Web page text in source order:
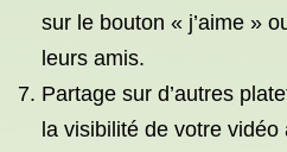
sur le bouton « j’aime »
leurs amis.
Partage sur d’autres
la visibilité de votre